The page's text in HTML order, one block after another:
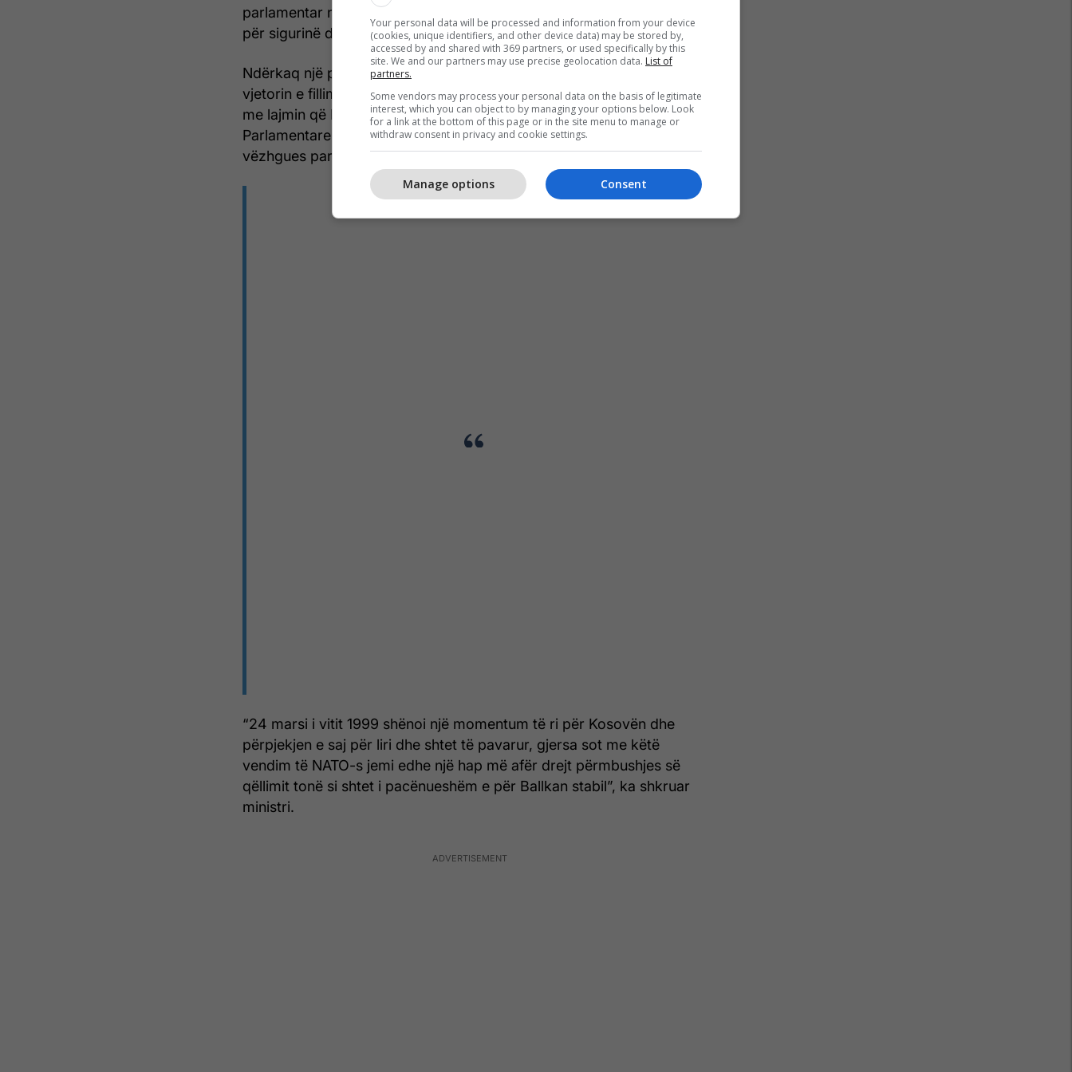
parlamentar në anëtar të asociuar. Ky është një hap i madh përpara
për sigurinë dhe prosperitetin e Kosovës dhe rajonit”, ka shkruar ai.
Ndërkaq një postim në Facebook, Maqedonci ka shtuar se në 25
vjetorin e fillimit të sulmeve të NATO-s po shënojmë një kapitull të ri
me lajmin që Komisioni i Përhershëm drejtues i Asamblesë
Parlamentare të NATO-s ka marrë vendimin që Kosova nga
vëzhgues parlamentar të pranohet si shtet anëtar i asociuar.
“24 marsi i vitit 1999 shënoi një momentum të ri për Kosovën dhe
përpjekjen e saj për liri dhe shtet të pavarur, gjersa sot me këtë
vendim të NATO-s jemi edhe një hap më afër drejt përmbushjes së
qëllimit tonë si shtet i pacënueshëm e për Ballkan stabil”, ka shkruar
ministri.
Your personal data will be processed and information from your device
(cookies, unique identifiers, and other device data) may be stored by,
accessed by and shared with 369 partners, or used specifically by this
site. We and our partners may use precise geolocation data. List of
partners.
Some vendors may process your personal data on the basis of legitimate
interest, which you can object to by managing your options below. Look
for a link at the bottom of this page or in the site menu to manage or
withdraw consent in privacy and cookie settings.
Consent
Manage options